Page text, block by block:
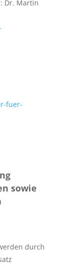
Dr. Martin
fuer-
sowie
durch